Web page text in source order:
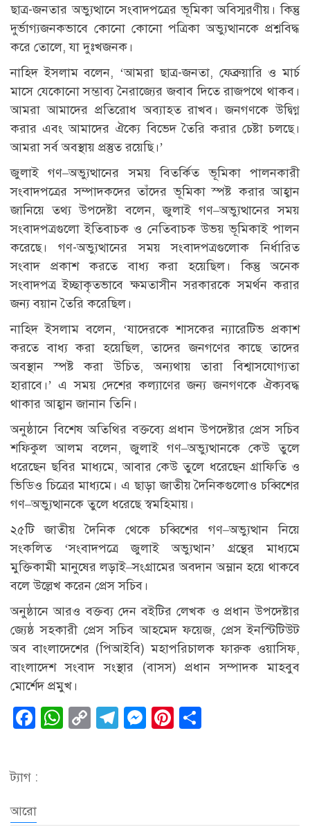
ছাত্র-জনতার অভ্যুত্থানে সংবাদপত্রের ভূমিকা অবিস্মরণীয়। কিন্তু
দুর্ভাগ্যজনকভাবে কোনো কোনো পত্রিকা অভ্যুত্থানকে প্রশ্নবিদ্ধ
করে তোলে, যা দুঃখজনক।
নাহিদ ইসলাম বলেন, ‘আমরা ছাত্র-জনতা, ফেব্রুয়ারি ও মার্চ
মাসে যেকোনো সম্ভাব্য নৈরাজ্যের জবাব দিতে রাজপথে থাকব।
আমরা আমাদের প্রতিরোধ অব্যাহত রাখব। জনগণকে উদ্বিগ্ন
করার এবং আমাদের ঐক্যে বিভেদ তৈরি করার চেষ্টা চলছে।
আমরা সর্ব অবস্থায় প্রস্তুত রয়েছি।’
জুলাই গণ–অভ্যুত্থানের সময় বিতর্কিত ভূমিকা পালনকারী
সংবাদপত্রের সম্পাদকদের তাঁদের ভূমিকা স্পষ্ট করার আহ্বান
জানিয়ে তথ্য উপদেষ্টা বলেন, জুলাই গণ–অভ্যুত্থানের সময়
সংবাদপত্রগুলো ইতিবাচক ও নেতিবাচক উভয় ভূমিকাই পালন
করেছে। গণ-অভ্যুত্থানের সময় সংবাদপত্রগুলোক নির্ধারিত
সংবাদ প্রকাশ করতে বাধ্য করা হয়েছিল। কিন্তু অনেক
সংবাদপত্র ইচ্ছাকৃতভাবে ক্ষমতাসীন সরকারকে সমর্থন করার
জন্য বয়ান তৈরি করেছিল।
নাহিদ ইসলাম বলেন, ‘যাদেরকে শাসকের ন্যারেটিভ প্রকাশ
করতে বাধ্য করা হয়েছিল, তাদের জনগণের কাছে তাদের
অবস্থান স্পষ্ট করা উচিত, অন্যথায় তারা বিশ্বাসযোগ্যতা
হারাবে।’ এ সময় দেশের কল্যাণের জন্য জনগণকে ঐক্যবদ্ধ
থাকার আহ্বান জানান তিনি।
অনুষ্ঠানে বিশেষ অতিথির বক্তব্যে প্রধান উপদেষ্টার প্রেস সচিব
শফিকুল আলম বলেন, জুলাই গণ–অভ্যুত্থানকে কেউ তুলে
ধরেছেন ছবির মাধ্যমে, আবার কেউ তুলে ধরেছেন গ্রাফিতি ও
ভিডিও চিত্রের মাধ্যমে। এ ছাড়া জাতীয় দৈনিকগুলোও চব্বিশের
গণ–অভ্যুত্থানকে তুলে ধরেছে স্বমহিমায়।
২৫টি জাতীয় দৈনিক থেকে চব্বিশের গণ–অভ্যুত্থান নিয়ে
সংকলিত ‘সংবাদপত্রে জুলাই অভ্যুত্থান’ গ্রন্থের মাধ্যমে
মুক্তিকামী মানুষের লড়াই–সংগ্রামের অবদান অম্লান হয়ে থাকবে
বলে উল্লেখ করেন প্রেস সচিব।
অনুষ্ঠানে আরও বক্তব্য দেন বইটির লেখক ও প্রধান উপদেষ্টার
জ্যেষ্ঠ সহকারী প্রেস সচিব আহমেদ ফয়েজ, প্রেস ইনস্টিটিউট
অব বাংলাদেশের (পিআইবি) মহাপরিচালক ফারুক ওয়াসিফ,
বাংলাদেশ সংবাদ সংস্থার (বাসস) প্রধান সম্পাদক মাহবুব
মোর্শেদ প্রমুখ।
Facebook
WhatsApp
CopyTelegram
Messenger
Pinterest
ট্যাগ :
আরো